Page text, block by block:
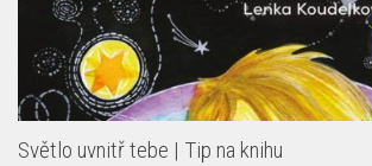
Světlo uvnitř tebe | Tip na knihu